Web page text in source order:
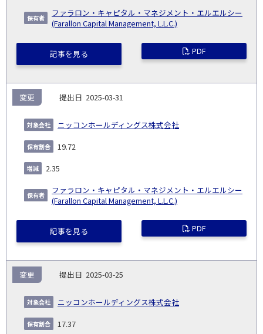
ファラロン・キャピタル・マネジメント・エルエルシー
(Farallon Capital Management, L.L.C.)
記事を見る PDF
2025-03-31
ニッコンホールディングス株式会社
変更
19.72
2.35
ファラロン・キャピタル・マネジメント・エルエルシー
(Farallon Capital Management, L.L.C.)
記事を見る PDF
2025-03-25
ニッコンホールディングス株式会社
変更
17.37